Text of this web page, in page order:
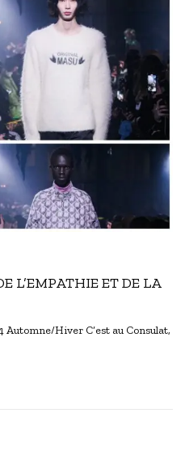
L’EMPATHIE ET DE LA
Hiver C’est au Consulat,